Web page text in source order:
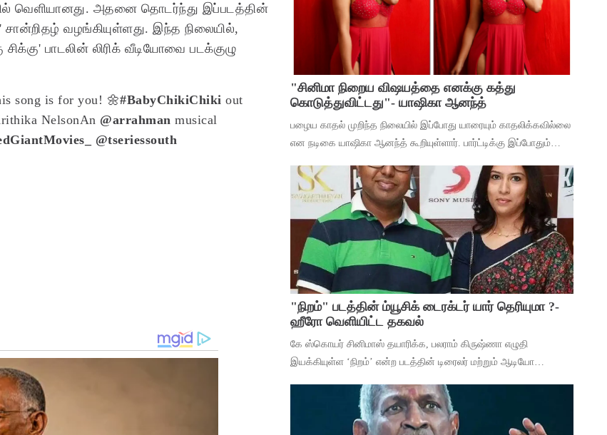
வெளியானது. அதனை தொடர்ந்து இப்படத்தின்
சான்றிதழ் வழங்கியுள்ளது. இந்த நிலையில்,
பாடலின் லிரிக் வீடியோவை படக்குழு
song is for you! 🌼#BabyChikiChiki out
NelsonAn @arrahman musical
@tseriessouth
"சினிமா நிறைய விஷயத்தை எனக்கு கத்து
கொடுத்துவிட்டது"- யாஷிகா ஆனந்த்
பழைய காதல் முறிந்த நிலையில் இப்போது யாரையும் காதலிக்கவில்லை
என நடிகை யாஷிகா ஆனந்த் கூறியுள்ளார். பார்ட்டிக்கு இப்போதும்
பார்ட்டிக்கும் போகுறது
"நிறம்" படத்தின் ம்யூசிக் டைரக்டர் யார் தெரியுமா ?-
ஹீரோ வெளியிட்ட தகவல்
கே ஸ்கொயர் சினிமாஸ் தயாரிக்க, பலராம் கிருஷ்ணா எழுதி
இயக்கியுள்ள ‘நிறம்’ என்ற படத்தின் டிரைலர் மற்றும் ஆடியோ
பிரவஸ்தி, டான்ஸ் மாஸ்டர் சாய்